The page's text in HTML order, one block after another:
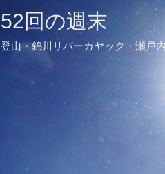
52回の週末
登山・錦川リバーカヤック・瀬戸